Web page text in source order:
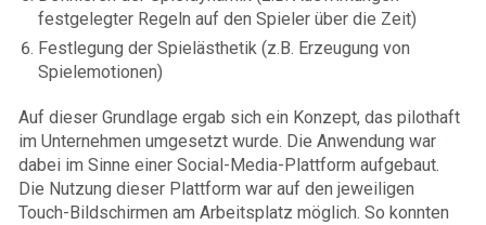
festgelegter Regeln auf den Spieler über die Zeit)
Festlegung der Spielästhetik (z.B. Erzeugung von
Spielemotionen)
Auf dieser Grundlage ergab sich ein Konzept, das pilothaft
im Unternehmen umgesetzt wurde. Die Anwendung war
dabei im Sinne einer Social-Media-Plattform aufgebaut.
Die Nutzung dieser Plattform war auf den jeweiligen
Touch-Bildschirmen am Arbeitsplatz möglich. So konnten